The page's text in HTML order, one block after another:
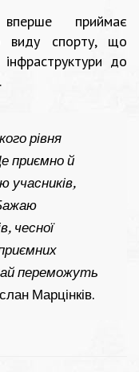
приймає
виду спорту, що
інфраструктури до
рівня
приємно й
учасників,
чесної
переможуть
Марцінків.